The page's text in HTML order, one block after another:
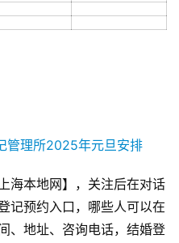
管理所2025年元旦安排
海本地网】，关注后在对话
记预约入口，哪些人可以在
、地址、咨询电话，结婚登